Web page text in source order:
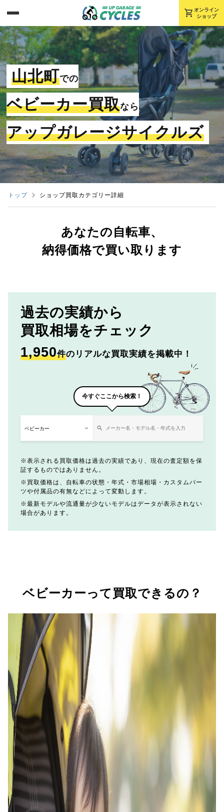
shopping_cart オンライン
ショップ
山北町での
ベビーカー買取なら
アップガレージサイクルズ
トップ ショップ買取カテゴリー詳細
あなたの自転車、
納得価格で買い取ります
過去の実績から
買取相場をチェック
1,950件のリアルな買取実績を掲載中！
今すぐここから検索！
表示される買取価格は過去の実績であり、現在の査定額を保
証するものではありません。
買取価格は、自転車の状態・年式・市場相場・カスタムパー
ツや付属品の有無などによって変動します。
最新モデルや流通量が少ないモデルはデータが表示されない
場合があります。
ベビーカーって買取できるの？